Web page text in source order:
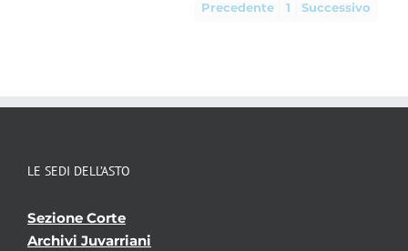
Precedente 1 Successivo
LE SEDI DELL’ASTO
Sezione Corte
Archivi Juvarriani